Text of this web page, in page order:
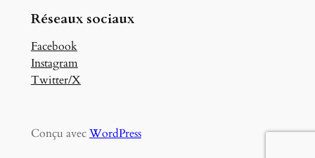
Réseaux sociaux
Facebook
Instagram
Twitter/X
Conçu avecWordPress